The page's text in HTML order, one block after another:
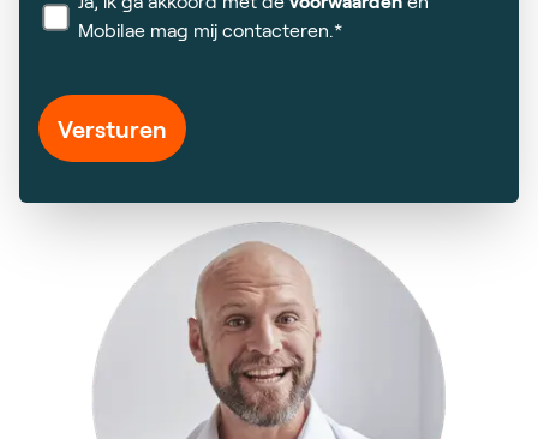
Mobilae mag mij contacteren.*
Versturen